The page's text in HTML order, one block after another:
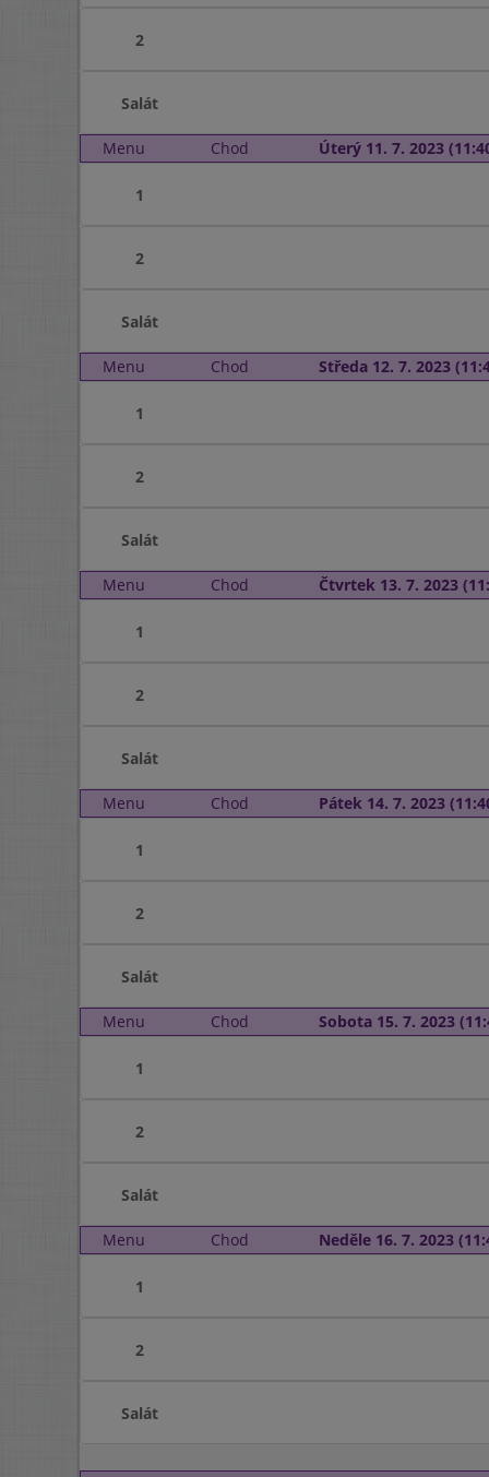
2
Salát
Menu Chod Úterý 11. 7. 2023
1
2
Salát
Menu Chod Středa 12. 7. 2023
1
2
Salát
Menu Chod Čtvrtek 13. 7. 2023
1
2
Salát
Menu Chod Pátek 14. 7. 2023
1
2
Salát
Menu Chod Sobota 15. 7. 2023
1
2
Salát
Menu Chod Neděle 16. 7. 2023
1
2
Salát